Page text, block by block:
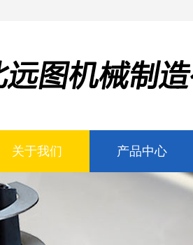
关于我们 产品中心